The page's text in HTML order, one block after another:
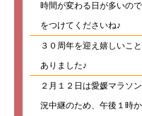
時間が変わる日が多いの
をつけてくださいね♪
３０周年を迎え嬉しいこ
ありました♪
２月１２日は愛媛マラソ
況中継のため、午後１時